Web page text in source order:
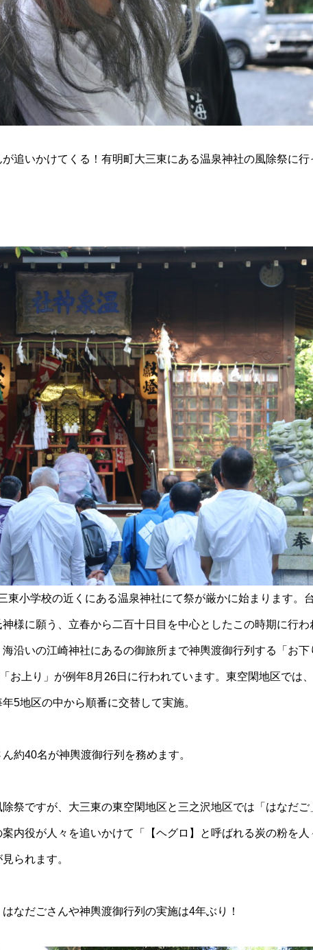
焼肉 福よ
る。話したくなる。「
nglish Lesson」
旅へ「第2
スタンプラリ
春のお祝い特集 @島原半島
だいたい1000円以下で食べら
る！満足定食@島原半島
すたろう 島
［島原市］喜ばれるチョコ♡
遠チョコレートのバレンタイ
セット
エ）【しま
ご紹介】
core HAIR SALON（コア）【
ましまのスポンサー様ご紹介
Ville
【NEW OPEN】トータルビュ
Alexandrite
追いかけてくる！有明町大三東にある温泉神社の風除祭に行
東小学校の近くにある温泉神社にて祭が厳かに始まります。
様に願う、立春から二百十日目を中心としたこの時期に行わ
沿いの江崎神社にあるの御旅所まで神輿渡御行列する「お下
お上り」が例年8月26日に行われています。東空閑地区では、
5地区の中から順番に交替して実施。
約40名が神輿渡御行列を務めます。
祭ですが、大三東の東空閑地区と三之沢地区では「はなだご
内役が人々を追いかけて「【ヘグロ】と呼ばれる炭の粉を人
られます。
なだごさんや神輿渡御行列の実施は4年ぶり！